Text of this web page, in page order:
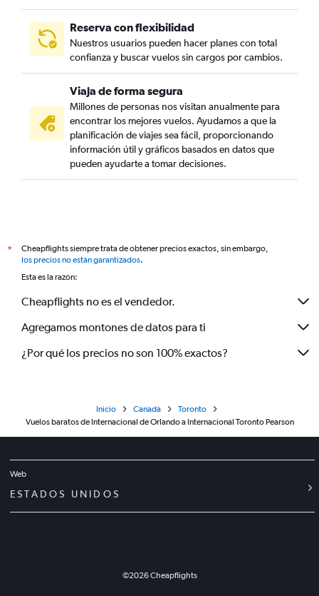
Reserva con flexibilidad
Nuestros usuarios pueden hacer planes con total
confianza y buscar vuelos sin cargos por cambios.
Viaja de forma segura
Millones de personas nos visitan anualmente para
encontrar los mejores vuelos. Ayudamos a que la
planificación de viajes sea fácil, proporcionando
información útil y gráficos basados en datos que
pueden ayudarte a tomar decisiones.
*
Cheapflights siempre trata de obtener precios exactos, sin embargo,
los precios no están garantizados.
Esta es la razón:
Cheapflights no es el vendedor.
Agregamos montones de datos para ti
¿Por qué los precios no son 100% exactos?
Inicio Canadá
Toronto
Vuelos baratos de Internacional de Orlando a Internacional Toronto Pearson
Web
ESTADOS UNIDOS
©2026Cheapflights